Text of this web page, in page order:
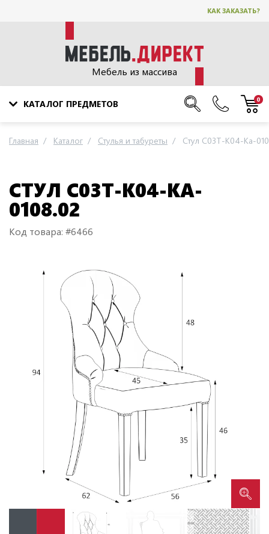
КАК ЗАКАЗАТЬ?
Мебель из массива
КАТАЛОГ ПРЕДМЕТОВ 0
Главная Каталог Стулья и табуреты Стул C03T-K04-Ka-
СТУЛ C03T-K04-KA-
0108.02
Код товара: #6466